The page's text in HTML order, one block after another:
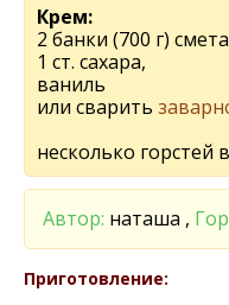
Крем:
2 банки (700 г)
1 ст. сахара,
ваниль
или сварить
несколько горстей
Автор: наташа ,
Приготовление: